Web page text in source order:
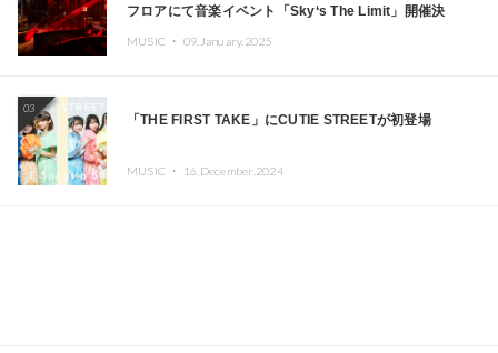
フロアにて音楽イベント「Sky‘s The Limit」開催決
Kza（FORCE OF NATURE）ら日本を代表するDJ・クリ
MUSIC ・ 09.January.2025
03
「THE FIRST TAKE」にCUTIE STREETが初登場
MUSIC ・ 16.December.2024